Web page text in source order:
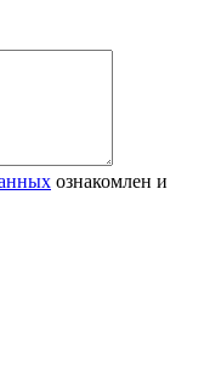
ознакомлен и